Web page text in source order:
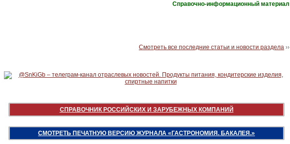
Справочно-информационный материал
Смотреть все последние статьи и новости раздела ››
СПРАВОЧНИК РОССИЙСКИХ И ЗАРУБЕЖНЫХ КОМПАНИЙ
СМОТРЕТЬ ПЕЧАТНУЮ ВЕРСИЮ ЖУРНАЛА «ГАСТРОНОМИЯ. БАКАЛЕЯ.»